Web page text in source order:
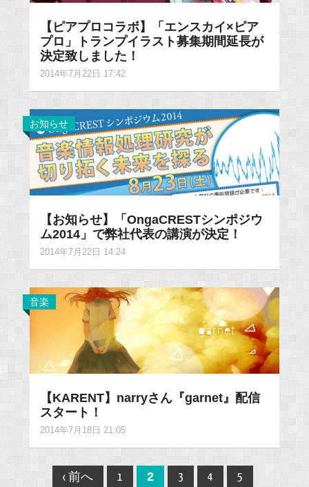
【ピアプロコラボ】「エンスカイ×ピア
プロ」トランプイラスト募集期間延長が
決定致しました！
2014年7月22日 17:42
お知らせ
【お知らせ】「OngaCRESTシンポジウ
ム2014」で弊社代表の講演が決定！
2014年7月22日 14:24
音楽
【KARENT】narryさん『garnet』配信
スタート！
2014年7月18日 21:05
Post‹ 前へ 1 2 3 4 5